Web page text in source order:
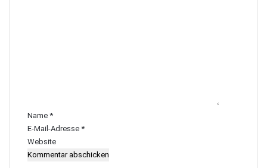
r
*
Name *
E-Mail-Adresse *
Website